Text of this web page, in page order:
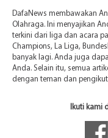
DafaNews membawakan
Olahraga. Ini menyajikan
terkini dari liga dan acara
Champions, La Liga,
banyak lagi. Anda juga
Anda. Selain itu, semua
dengan teman dan
Ikuti kami